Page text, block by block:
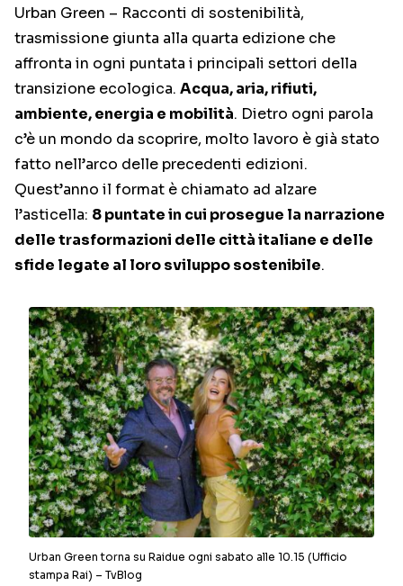
Urban Green – Racconti di sostenibilità,
trasmissione giunta alla quarta edizione che
affronta in ogni puntata i principali settori della
transizione ecologica. Acqua, aria, rifiuti,
ambiente, energia e mobilità. Dietro ogni parola
c’è un mondo da scoprire, molto lavoro è già stato
fatto nell’arco delle precedenti edizioni.
Quest’anno il format è chiamato ad alzare
l’asticella: 8 puntate in cui prosegue la narrazione
delle trasformazioni delle città italiane e delle
sfide legate al loro sviluppo sostenibile.
Urban Green torna su Raidue ogni sabato alle 10.15 (Ufficio
stampa Rai) – TvBlog